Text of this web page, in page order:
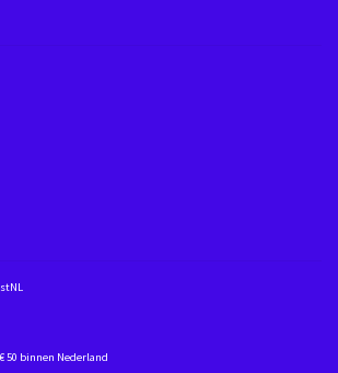
binnen Nederland